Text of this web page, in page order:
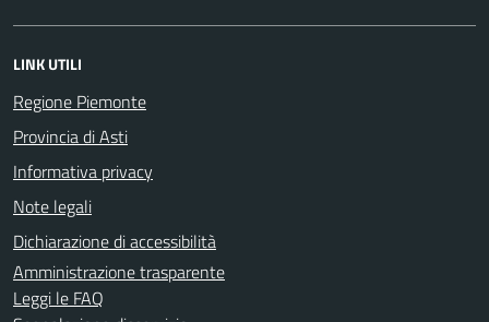
LINK UTILI
Regione Piemonte
Provincia di Asti
Informativa privacy
Note legali
Dichiarazione di accessibilità
Amministrazione trasparente
Leggi le FAQ